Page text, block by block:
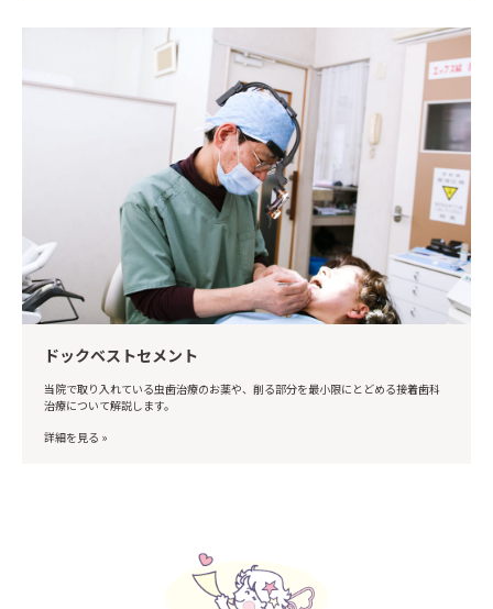
ドックベストセメント
当院で取り入れている虫歯治療のお薬や、削る部分を最小限にとどめる接着歯科
治療について解説します。
詳細を見る »